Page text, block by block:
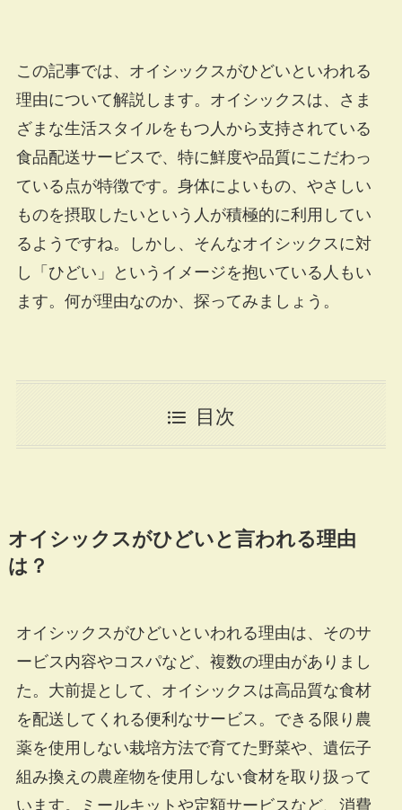
この記事では、オイシックスがひどいといわれる
理由について解説します。オイシックスは、さま
ざまな生活スタイルをもつ人から支持されている
食品配送サービスで、特に鮮度や品質にこだわっ
ている点が特徴です。身体によいもの、やさしい
ものを摂取したいという人が積極的に利用してい
るようですね。しかし、そんなオイシックスに対
し「ひどい」というイメージを抱いている人もい
ます。何が理由なのか、探ってみましょう。
目次
オイシックスがひどいと言われる理由
は？
オイシックスがひどいといわれる理由は、そのサ
ービス内容やコスパなど、複数の理由がありまし
た。大前提として、オイシックスは高品質な食材
を配送してくれる便利なサービス。できる限り農
薬を使用しない栽培方法で育てた野菜や、遺伝子
組み換えの農産物を使用しない食材を取り扱って
います。ミールキットや定額サービスなど、消費